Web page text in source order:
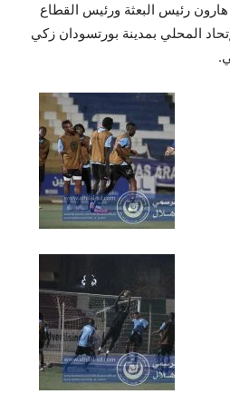
رئيس البعثة ورئيس القطاع
المحلي بمدينة بورتسودان زكي